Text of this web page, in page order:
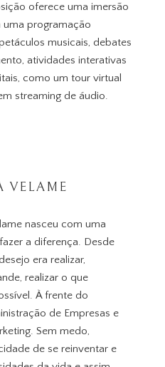
oferece uma imersão
uma programação
musicais, debates
atividades interativas
como um tour virtual
streaming de áudio.
VELAME
nasceu com uma
a diferença. Desde
era realizar,
realizar o que
À frente do
de Empresas e
Sem medo,
de se reinventar e